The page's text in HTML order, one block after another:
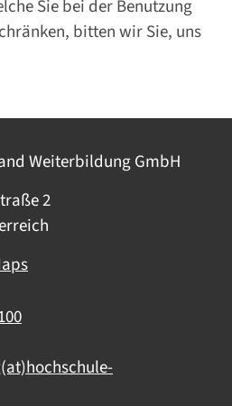
Sie bei der Benutzung
bitten wir Sie, uns
Weiterbildung GmbH
2